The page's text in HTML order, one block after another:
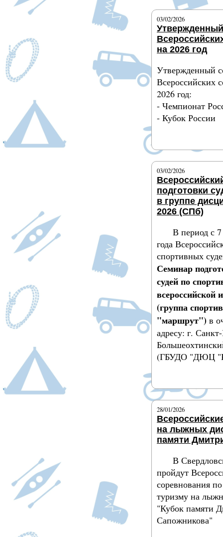
03/02/2026
на 2026 год
Утвержденный
Всероссийских
2026 год:
- Чемпионат
- Кубок России
03/02/2026
подготовки
в группе
2026 (СПб)
В период с
года
спортивных
Семинар
судей по
всероссийской
(группа
"маршрут") в
адресу: г.
(ГБУДО "ДЮЦ
28/01/2026
на лыжных
памяти
В
пройдут
соревнования
туризму на
"Кубок памяти
Сапожникова"